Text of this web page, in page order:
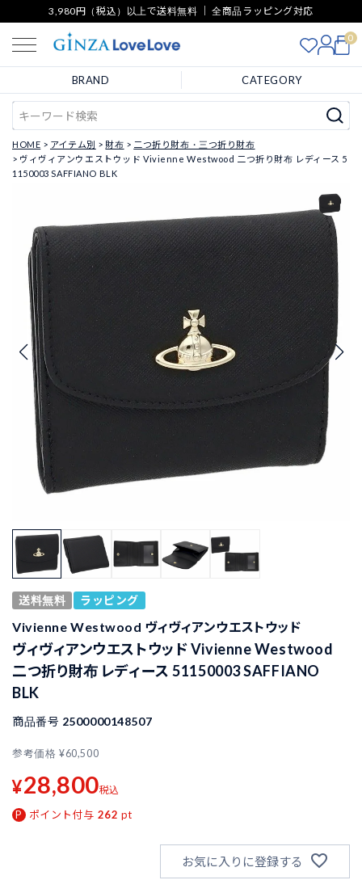
3,980円（税込）以上で送料無料 ｜ 全商品ラッピング対応
0
BRAND CATEGORY
HOME アイテム別 財布
二つ折り財布・三つ折り財布
ヴィヴィアンウエストウッド Vivienne Westwood 二つ折り財布 レディース 5
1150003 SAFFIANO BLK
送料無料 ラッピング
Vivienne Westwood ヴィヴィアンウエストウッド
ヴィヴィアンウエストウッド Vivienne Westwood
二つ折り財布 レディース 51150003 SAFFIANO
BLK
商品番号 2500000148507
参考価格 ¥60,500
¥28,800税込
ポイント付与 262 pt
お気に入りに登録する